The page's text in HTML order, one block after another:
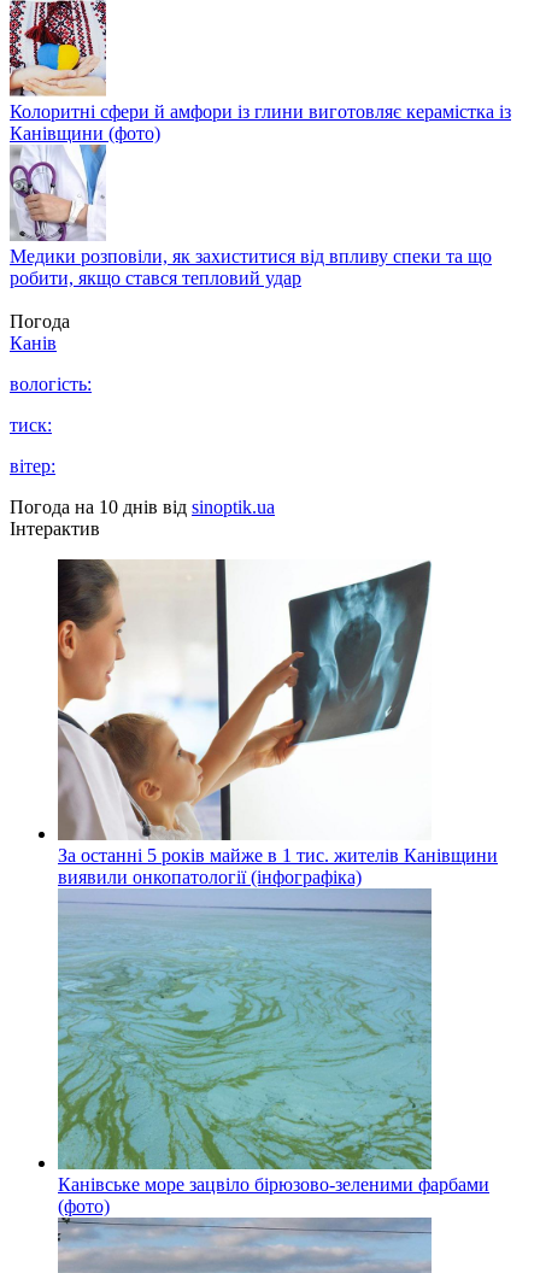
Колоритні сфери й амфори із глини виготовляє керамістка із
Канівщини (фото)
Медики розповіли, як захиститися від впливу спеки та що
робити, якщо стався тепловий удар
Погода
Канів
вологість:
тиск:
вітер:
Погода на 10 днів від sinoptik.ua
Інтерактив
За останні 5 років майже в 1 тис. жителів Канівщини
виявили онкопатології (інфографіка)
Канівське море зацвіло бірюзово-зеленими фарбами
(фото)